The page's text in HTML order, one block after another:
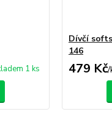
1 ks
Dívčí
146
479 Kč/